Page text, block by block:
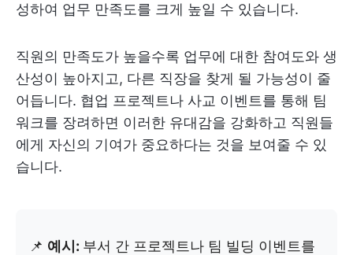
성하여 업무 만족도를 크게 높일 수 있습니다.
직원의 만족도가 높을수록 업무에 대한 참여도와 생
산성이 높아지고, 다른 직장을 찾게 될 가능성이 줄
어듭니다. 협업 프로젝트나 사교 이벤트를 통해 팀
워크를 장려하면 이러한 유대감을 강화하고 직원들
에게 자신의 기여가 중요하다는 것을 보여줄 수 있
습니다.
📌 예시: 부서 간 프로젝트나 팀 빌딩 이벤트를